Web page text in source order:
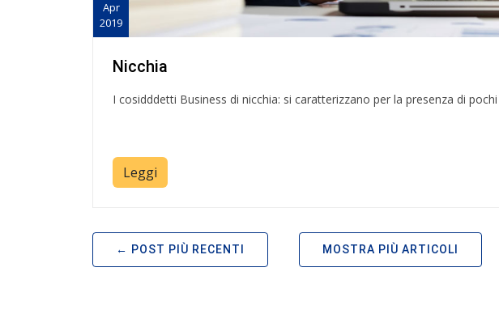
Apr
2019
Nicchia
I cosidddetti Business di nicchia: si caratterizzano per la presenza di
Leggi
POST PIÙ RECENTI MOSTRA PIÙ ARTICOLI